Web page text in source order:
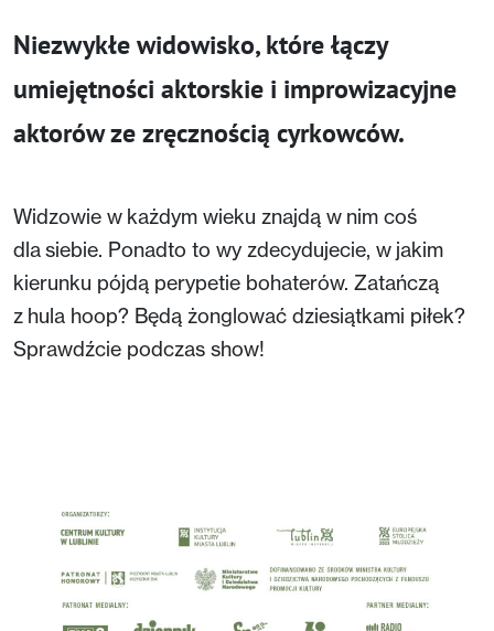
Niezwykłe widowisko, które łączy
umiejętności aktorskie i improwizacyjne
aktorów ze zręcznością cyrkowców.
Widzowie w każdym wieku znajdą w nim coś
dla siebie. Ponadto to wy zdecydujecie, w jakim
kierunku pójdą perypetie bohaterów. Zatańczą
z hula hoop? Będą żonglować dziesiątkami piłek?
Sprawdźcie podczas show!